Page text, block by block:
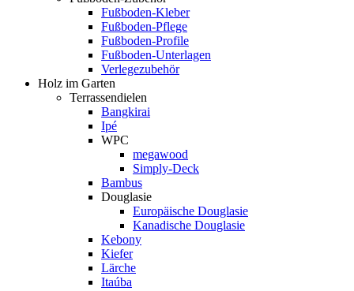
Fußboden-Kleber
Fußboden-Pflege
Fußboden-Profile
Fußboden-Unterlagen
Verlegezubehör
Holz im Garten
Terrassendielen
Bangkirai
Ipé
WPC
megawood
Simply-Deck
Bambus
Douglasie
Europäische Douglasie
Kanadische Douglasie
Kebony
Kiefer
Lärche
Itaúba